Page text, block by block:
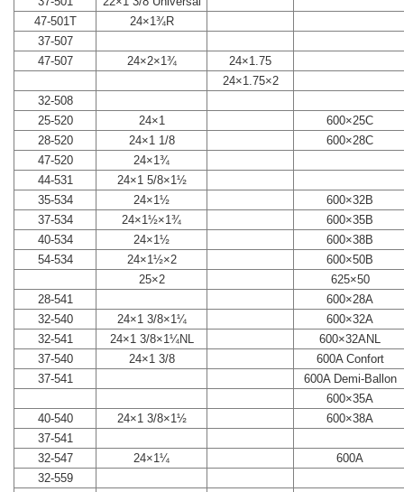
47-501T
24×1¾R
37-507
47-507
24×2×1¾
24×1.75
24×1.75×2
32-508
25-520
24×1
600×25C
28-520
24×1 1/8
600×28C
47-520
24×1¾
44-531
24×1 5/8×1½
35-534
24×1½
600×32B
37-534
24×1½×1¾
600×35B
40-534
24×1½
600×38B
54-534
24×1½×2
600×50B
25×2
625×50
28-541
600×28A
32-540
24×1 3/8×1¼
600×32A
32-541
24×1 3/8×1¼NL
600×32ANL
37-540
24×1 3/8
600A Confort
37-541
600A Demi-Ballon
600×35A
40-540
24×1 3/8×1½
600×38A
37-541
32-547
24×1¼
600A
32-559